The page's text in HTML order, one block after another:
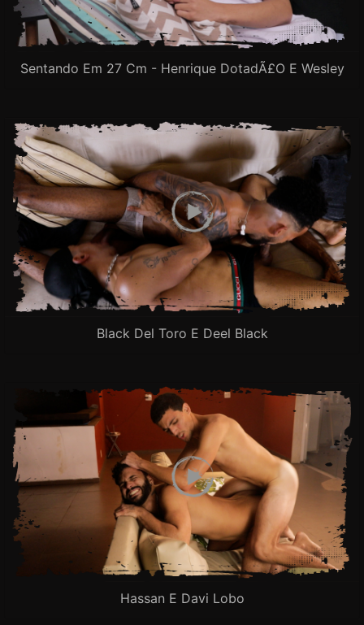
Sentando Em 27 Cm - Henrique DotadÃ£o E Wesley
Black Del Toro E Deel Black
Hassan E Davi Lobo